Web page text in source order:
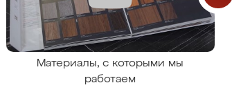
Материалы, с которыми мы
работаем